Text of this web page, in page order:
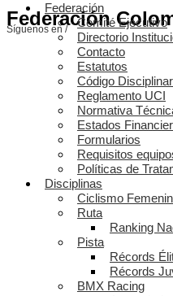
Federación
Síguenos en /
Federación
Comité Ejecutivo
Directorio
Contacto
Estatutos
Código
Reglamento UCI
Normativa
Estados
Formularios
Requisitos
Políticas de
Disciplinas
Ciclismo
Ruta
Ranking
Pista
Récords
Récords
BMX Racing